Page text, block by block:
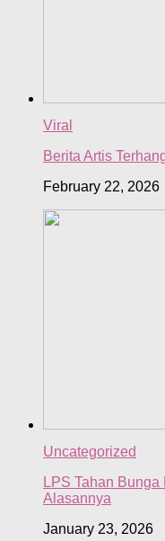
Viral
Berita Artis
February 22, 2026
Uncategorized
LPS Tahan
Alasannya
January 23, 2026